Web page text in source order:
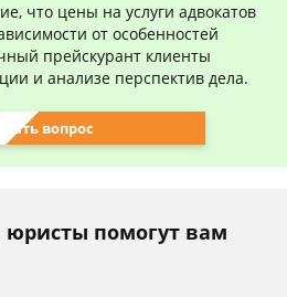
что цены на услуги адвокатов
от особенностей
прейскурант клиенты
и анализе перспектив дела.
вопрос
помогут вам